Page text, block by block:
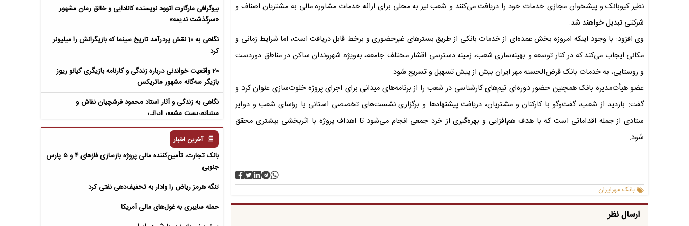
نظیر کیوبانک و پیشخوان مجازی خدمات خود را دریافت می‌کنند و شعب نیز به محلی برای ارائه خدمات مشاوره مالی به مشتریان اصناف و
شرکتی تبدیل خواهند شد.
وی افزود: با وجود اینکه امروزه بخش عمده‌ای از خدمات بانکی از طریق بسترهای غیرحضوری و برخط قابل دریافت است، اما شرایط زمانی و
مکانی ایجاب می‌کند که در کنار توسعه و بهینه‌سازی شعب، زمینه دسترسی اقشار مختلف جامعه، به‌ویژه شهروندان ساکن در مناطق دوردست
و روستایی، به خدمات بانک قرض‌الحسنه مهر ایران بیش از پیش تسهیل و تسریع شود.
عضو هیأت‌مدیره بانک همچنین حضور دوره‌ای تیم‌های کارشناسی در شعب را از برنامه‌های میدانی برای اجرای پروژه خلوت‌سازی عنوان کرد و
گفت: بازدید از شعب، گفت‌وگو با کارکنان و مشتریان، دریافت پیشنهادها و برگزاری نشست‌های تخصصی استانی با رؤسای شعب و دوایر
ستادی از جمله اقداماتی است که با هدف هم‌افزایی و بهره‌گیری از خرد جمعی انجام می‌شود تا اهداف پروژه با اثربخشی بیشتری محقق
شود.
بانک مهرایران
ارسال نظر
بیوگرافی مارگارت اتوود نویسنده کانادایی و خالق رمان مشهور
«سرگذشت ندیمه»
نگاهی به 10 نقش پردرآمد تاریخ سینما که بازیگرانش را میلیونر
کرد
20 واقعیت خواندنی درباره زندگی و کارنامه بازیگری کیانو ریوز
بازیگر سه‌گانه مشهور ماتریکس
نگاهی به زندگی و آثار استاد محمود فرشچیان نقاش و
مینیاتوریست مشهور ایرانی
نگاهی به زندگی و آثار عباس معروفی نویسنده ایرانی و خالق رمان
سمفونی مردگان
آخرین اخبار
بانک تجارت، تأمین‌کننده مالی پروژه بازسازی فازهای ۴ و ۵ پارس
جنوبی
تنگه هرمز ریاض را وادار به تخفیف‌دهی نفتی کرد
حمله سایبری به غول‌های مالی آمریکا